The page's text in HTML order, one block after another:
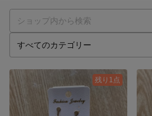
残り1点